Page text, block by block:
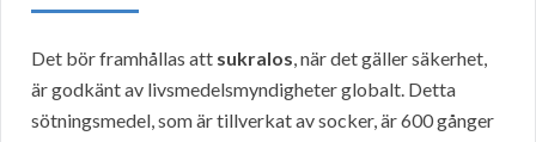
Det bör framhållas att sukralos, när det gäller säkerhet,
är godkänt av livsmedelsmyndigheter globalt. Detta
sötningsmedel, som är tillverkat av socker, är 600 gånger